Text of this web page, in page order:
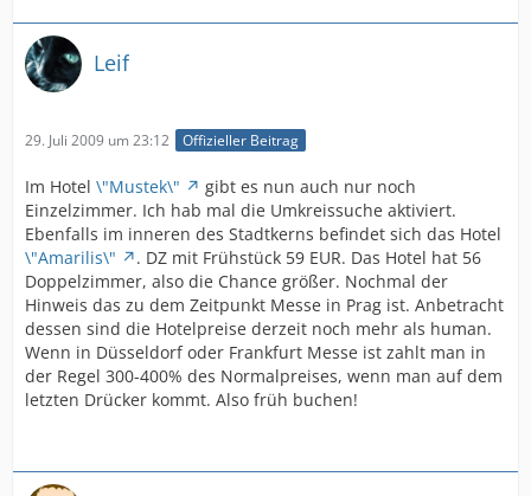
Leif
29. Juli 2009 um 23:12 Offizieller Beitrag
Im Hotel \"Mustek\"
gibt es nun auch nur noch
Einzelzimmer. Ich hab mal die Umkreissuche aktiviert.
Ebenfalls im inneren des Stadtkerns befindet sich das Hotel
\"Amarilis\"
. DZ mit Frühstück 59 EUR. Das Hotel hat 56
Doppelzimmer, also die Chance größer. Nochmal der
Hinweis das zu dem Zeitpunkt Messe in Prag ist. Anbetracht
dessen sind die Hotelpreise derzeit noch mehr als human.
Wenn in Düsseldorf oder Frankfurt Messe ist zahlt man in
der Regel 300-400% des Normalpreises, wenn man auf dem
letzten Drücker kommt. Also früh buchen!